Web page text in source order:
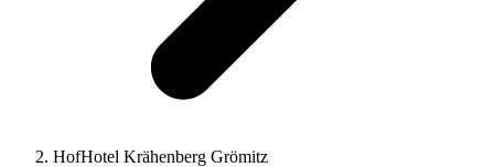
HofHotel Krähenberg Grömitz